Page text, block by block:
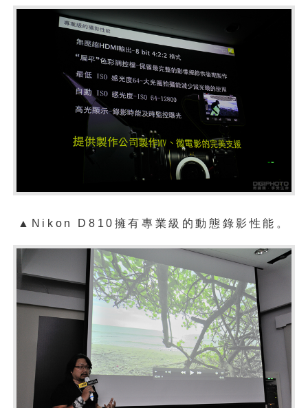
▲Nikon D810擁有專業級的動態錄影性能。